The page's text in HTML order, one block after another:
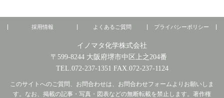
採用情報 よくあるご質問 プライバシーポリシー
イノマタ化学株式会社
〒599-8244 大阪府堺市中区上之204番
TEL.072-237-1351 FAX.072-237-1124
このサイトへのご質問、お問合わせは、お問合わせフォームよりお願いしま
す。なお、掲載の記事・写真・図表などの無断転載を禁止します。著作権